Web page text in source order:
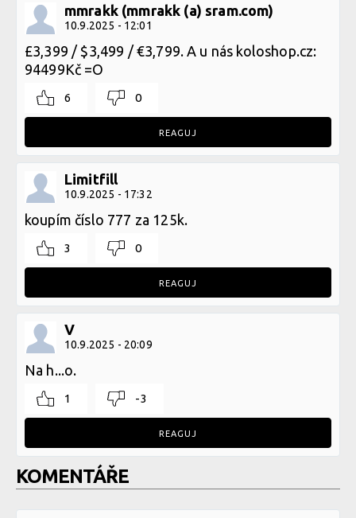
mmrakk (mmrakk (a) sram.com)
10.9.2025 - 12:01
£3,399 / $3,499 / €3,799. A u nás koloshop.cz:
94499Kč =O
6 0
REAGUJ
Limitfill
10.9.2025 - 17:32
koupím číslo 777 za 125k.
3 0
REAGUJ
V
10.9.2025 - 20:09
Na h...o.
1 -3
REAGUJ
KOMENTÁŘE